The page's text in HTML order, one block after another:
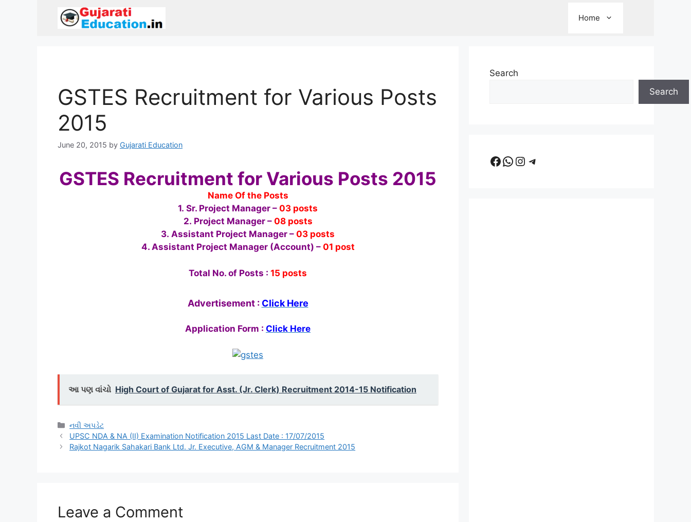
Home
GSTES Recruitment for Various Posts
2015
June 20, 2015 by Gujarati Education
GSTES Recruitment for Various Posts 2015
Name Of the Posts
1. Sr. Project Manager – 03 posts
2. Project Manager –08 posts
3. Assistant Project Manager – 03 posts
4. Assistant Project Manager (Account) –01 post
Total No. of Posts : 15 posts
Advertisement : Click Here
Application Form : Click Here
આ પણ વાંચો High Court of Gujarat for Asst. (Jr. Clerk) Recruitment 2014-15 Notification
Categories
નવી અપડેટ
UPSC NDA & NA (II) Examination Notification 2015 Last Date : 17/07/2015
Rajkot Nagarik Sahakari Bank Ltd. Jr. Executive, AGM & Manager Recruitment 2015
Leave a Comment
Search
Search
Facebook
WhatsApp
Instagram
Telegram